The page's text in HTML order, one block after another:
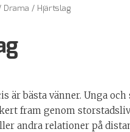
Drama / Hjärtslag
är bästa vänner. Unga
fram genom
andra relationer på